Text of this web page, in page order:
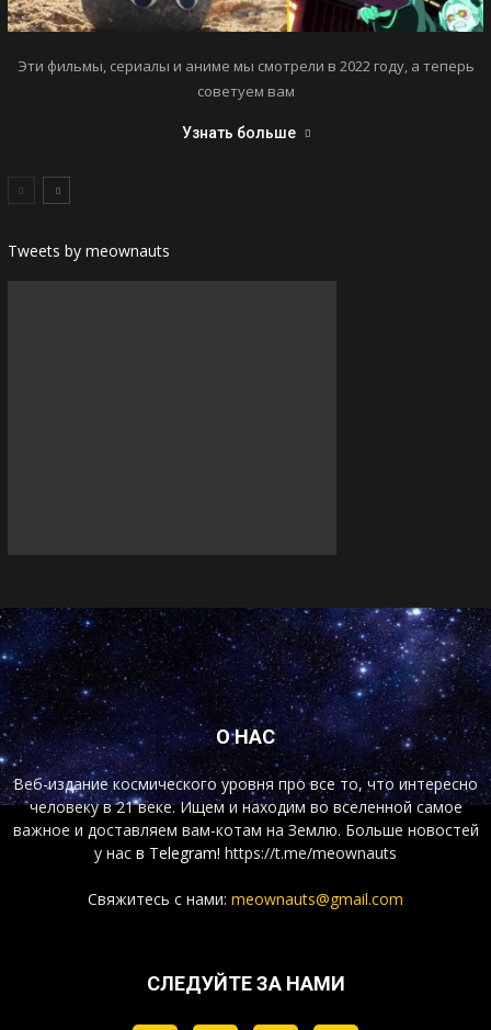
Эти фильмы, сериалы и аниме мы смотрели в 2022 году, а теперь
советуем вам
Узнать больше
Tweets by meownauts
О НАС
Веб-издание космического уровня про все то, что интересно
человеку в 21 веке. Ищем и находим во вселенной самое
важное и доставляем вам-котам на Землю. Больше новостей
у нас в Telegram! https://t.me/meownauts
Свяжитесь с нами: meownauts@gmail.com
СЛЕДУЙТЕ ЗА НАМИ